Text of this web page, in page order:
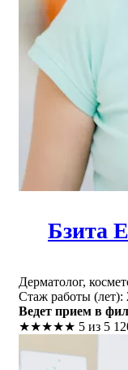
Бзита
Дерматолог,
Стаж работы (лет):
Ведет прием в
★★★★★ 5 из 5